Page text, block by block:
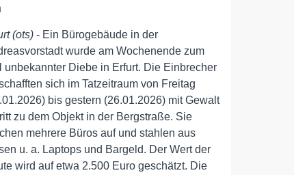
(ots) - Ein Bürogebäude in der
wurde am Wochenende zum
unbekannter Diebe in Erfurt. Die Einbrecher
sich im Tatzeitraum von Freitag
bis gestern (26.01.2026) mit Gewalt
zu dem Objekt in der Bergstraße. Sie
mehrere Büros auf und stahlen aus
u. a. Laptops und Bargeld. Der Wert der
wird auf etwa 2.500 Euro geschätzt. Die